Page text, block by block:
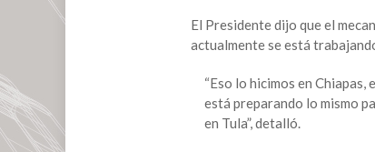
El Presidente dijo que el
actualmente se está
“Eso lo hicimos en Chiapas,
está preparando lo mismo
en Tula”, detalló.